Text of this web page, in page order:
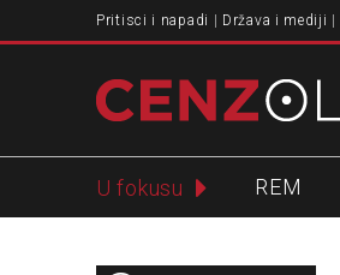
Pritisci i napadi Država i mediji
U fokusu REM